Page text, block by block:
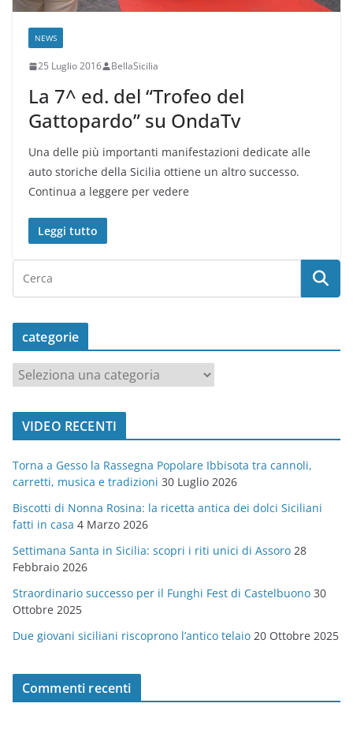
NEWS
25 Luglio 2016 BellaSicilia
La 7^ ed. del “Trofeo del
Gattopardo” su OndaTv
Una delle più importanti manifestazioni dedicate alle
auto storiche della Sicilia ottiene un altro successo.
Continua a leggere per vedere
Leggi tutto
categorie
a
t
o
r
i
e
VIDEO RECENTI
Torna a Gesso la Rassegna Popolare Ibbisota tra cannoli,
carretti, musica e tradizioni 30 Luglio 2026
Biscotti di Nonna Rosina: la ricetta antica dei dolci Siciliani
fatti in casa 4 Marzo 2026
Settimana Santa in Sicilia: scopri i riti unici di Assoro 28
Febbraio 2026
Straordinario successo per il Funghi Fest di Castelbuono 30
Ottobre 2025
Due giovani siciliani riscoprono l’antico telaio 20 Ottobre 2025
Commenti recenti